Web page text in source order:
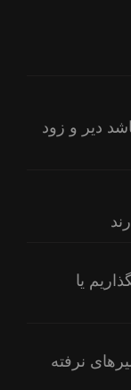
دیر و زود
یا
نرفته